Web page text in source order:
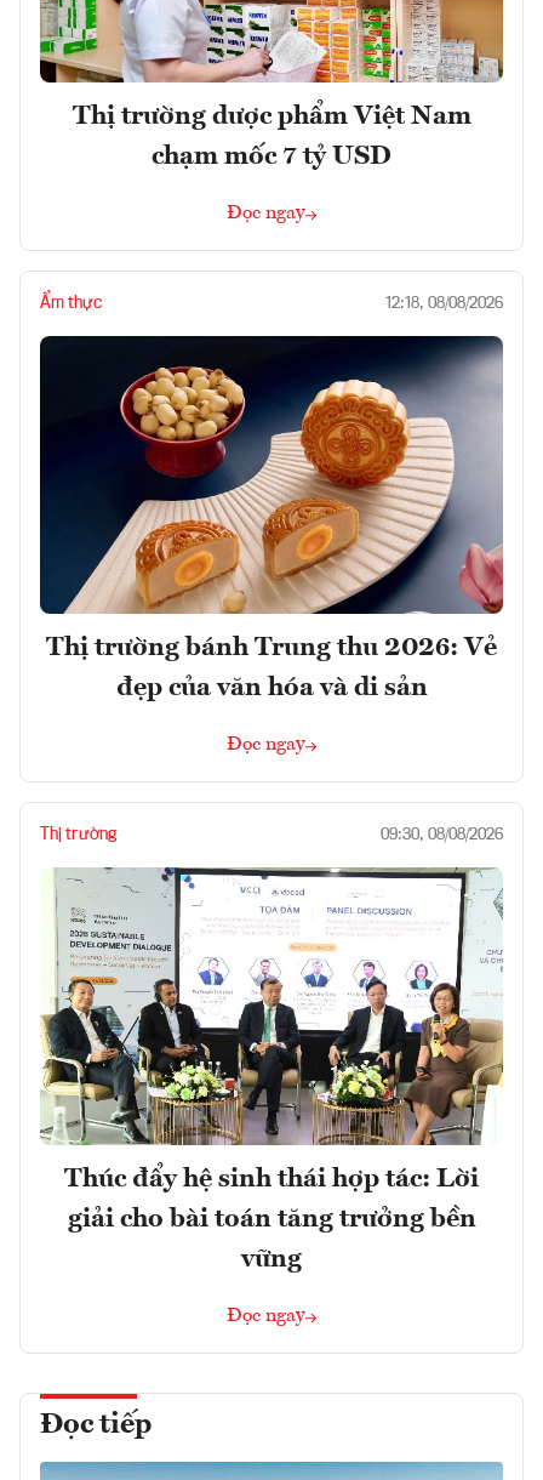
Thị trường dược phẩm Việt Nam
chạm mốc 7 tỷ USD
Đọc ngay
Ẩm thực 12:18, 08/08/2026
Thị trường bánh Trung thu 2026: Vẻ
đẹp của văn hóa và di sản
Đọc ngay
Thị trường 09:30, 08/08/2026
Thúc đẩy hệ sinh thái hợp tác: Lời
giải cho bài toán tăng trưởng bền
vững
Đọc ngay
Đọc tiếp